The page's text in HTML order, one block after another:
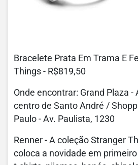
Bracelete Prata Em Trama E
Things - R$819,50
Onde encontrar: Grand Plaza -
centro de Santo André /
Paulo - Av. Paulista, 1230
Renner - A coleção Stranger
coloca a novidade em